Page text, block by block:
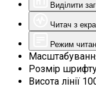
Виділити
Читач з
Режим
Розмір
Висота лінії